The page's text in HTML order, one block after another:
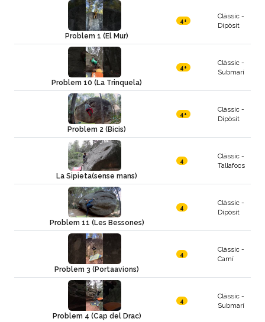
Problem 1 (El Mur)
4+
Clàssic -
Dipòsit
Problem 10 (La Trinquela)
4+
Clàssic -
Submarí
Problem 2 (Bicis)
4+
Clàssic -
Dipòsit
La Sipieta(sense mans)
4
Clàssic -
Tallafocs
Problem 11 (Les Bessones)
4
Clàssic -
Dipòsit
Problem 3 (Portaavions)
4
Clàssic -
Camí
Problem 4 (Cap del Drac)
4
Clàssic -
Submarí